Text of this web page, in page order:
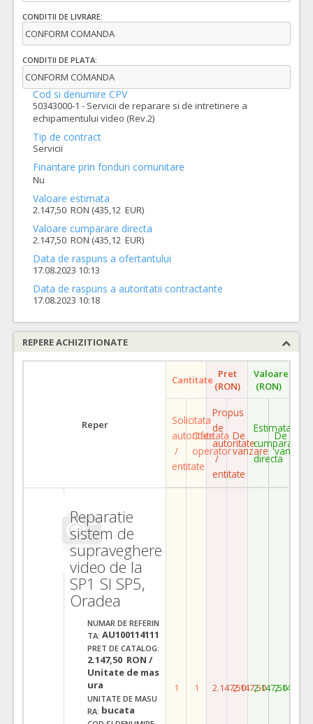
CONDITII DE LIVRARE:
CONFORM COMANDA
CONDITII DE PLATA:
CONFORM COMANDA
Cod si denumire CPV
50343000-1 - Servicii de reparare si de intretinere a
echipamentului video (Rev.2)
Tip de contract
Servicii
Finantare prin fonduri comunitare
Nu
Valoare estimata
2.147,50 RON (435,12 EUR)
Valoare cumparare directa
2.147,50 RON (435,12 EUR)
Data de raspuns a ofertantului
17.08.2023 10:13
Data de raspuns a autoritatii contractante
17.08.2023 10:18
REPERE ACHIZITIONATE
Reper
Cantitate Pret
(RON)
Valoare
(RON)
Solicitata
autoritate
/
entitate
Ofertata
operator
Propus
de
autoritate
/
entitate
De
vanzare
Estimata
cumparare
directa
De
vanzare
Reparatie
sistem de
supraveghere
video de la
SP1 SI SP5,
Oradea
NUMAR DE REFERIN
TA: AU100114111
PRET DE CATALOG:
2.147,50 RON /
Unitate de mas
ura
UNITATE DE MASU
RA: bucata
1 1 2.147,502.147,502.147,502.147,50